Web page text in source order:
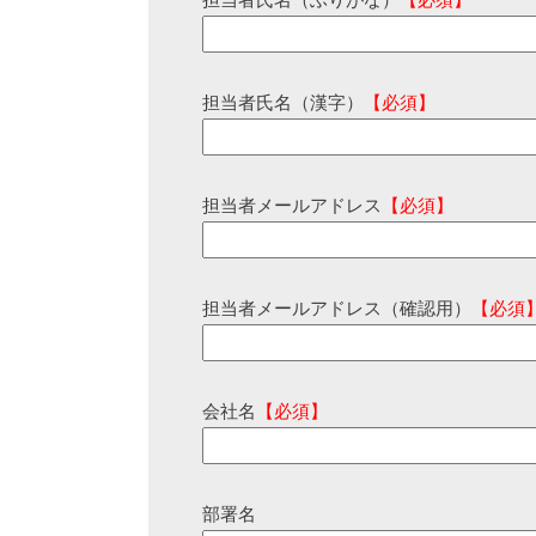
担当者氏名（漢字） 【必須】
担当者メールアドレス 【必須】
担当者メールアドレス（確認用） 【必須
会社名 【必須】
部署名